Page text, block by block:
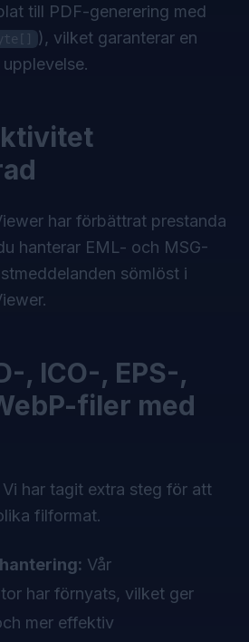
till PDF-generering med
), vilket garanterar en
har förbättrat prestanda
hanterar EML- och MSG-
sömlöst i
, ICO-, EPS-,
filer med
har tagit extra steg för att
filformat.
Vår
har förnyats, vilket ger
mer effektiv